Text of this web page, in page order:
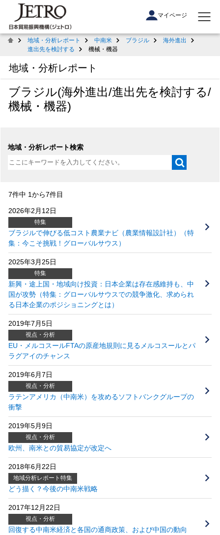
マイページ
地域・分析レポート 中南米 ブラジル
海外進出
進出先を検討する
機械・機器
地域・分析レポート
ブラジル(海外進出/進出先を検討する/
機械・機器)
地域・分析レポート検索
7件中 1から7件目
2026年2月12日
特集
ブラジルで伸びる低コスト農業ナビ（農業情報設計社）（特
集：今こそ挑戦！グローバルサウス）
2025年3月25日
特集
新興・途上国・地域向け投資：日本企業は存在感維持も、中
国が攻勢（特集：グローバルサウスでの競争激化、求められ
る日本企業のポジショニングとは）
2019年7月5日
視点・分析
EU・メルコスールFTAの原産地規則に見るメルコスールとパ
ラグアイのチャンス
2019年6月7日
視点・分析
ラテンアメリカ（中南米）を攻めるソフトバンクグループの
衝撃
2019年5月9日
視点・分析
欧州、南米との貿易協定が改定へ
2018年6月22日
地域分析レポート特集
どう描く？今後の中南米戦略
2017年12月22日
視点・分析
回復する中南米経済と各国の通商政策、および中国の動向